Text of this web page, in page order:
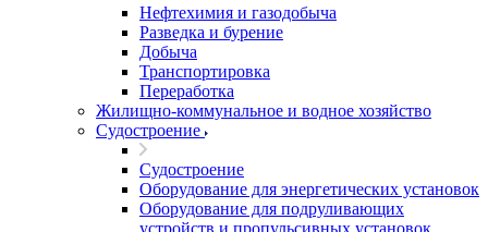
Нефтехимия и газодобыча
Разведка и бурение
Добыча
Транспортировка
Переработка
Жилищно-коммунальное и водное хозяйство
Судостроение
Судостроение
Оборудование для энергетических установок
Оборудование для подруливающих
устройств и пропульсивных установок